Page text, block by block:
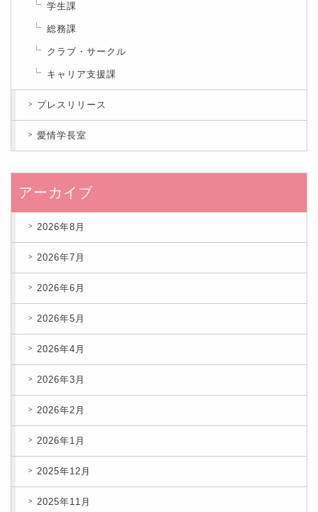
学生課
総務課
クラブ・サークル
キャリア支援課
プレスリリース
愛情学長室
アーカイブ
2026年8月
2026年7月
2026年6月
2026年5月
2026年4月
2026年3月
2026年2月
2026年1月
2025年12月
2025年11月